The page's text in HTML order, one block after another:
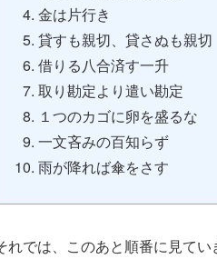
金は片行き
貸すも親切、貸さぬも親切
借りる八合済す一升
取り勘定より遣い勘定
１つのカゴに卵を盛るな
一文吝みの百知らず
雨が降れば傘をさす
れでは、このあと順番に見てい